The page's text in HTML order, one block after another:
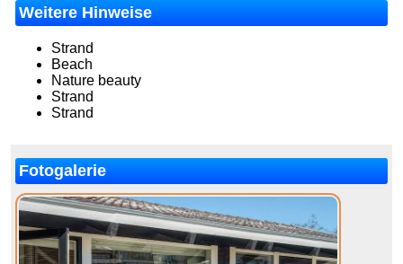
Weitere Hinweise
Strand
Beach
Nature beauty
Strand
Strand
Fotogalerie